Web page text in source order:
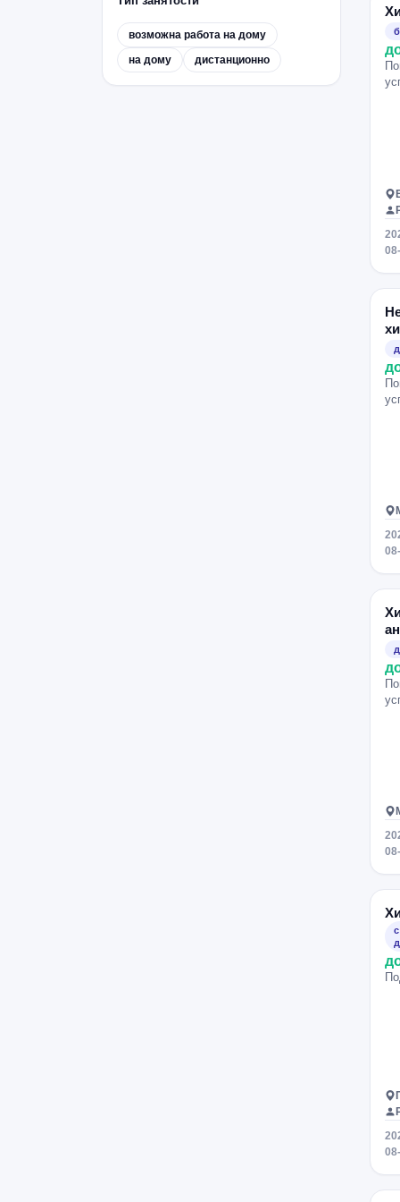
Улица Академика Янгеля
Кунцевская
Речной вокзал
Митино
Тёплый Стан
возможна работа на дому
на дому
дистанционно